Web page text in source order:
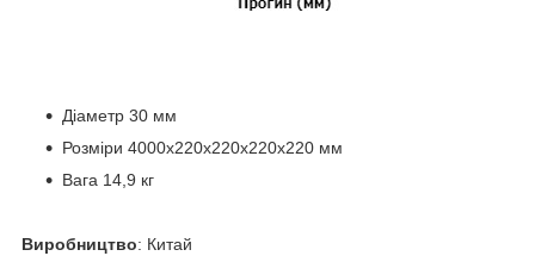
Діаметр 30 мм
Розміри 4000x220x220x220x220 мм
Вага 14,9 кг
Виробництво: Китай